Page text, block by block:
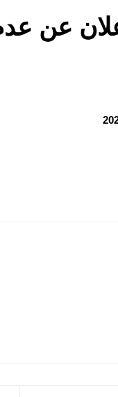
عن عدم